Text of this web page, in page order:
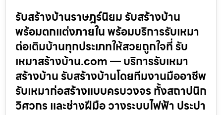
รับสร้างบ้านราษฎร์นิยม รับสร้างบ้าน
พร้อมตกแต่งภายใน พร้อมบริการรับเหมา
ต่อเติมบ้านทุกประเภทให้สวยถูกใจที่ รับ
เหมาสร้างบ้าน.com — บริการรับเหมา
สร้างบ้าน รับสร้างบ้านโดยทีมงานมืออาชีพ
รับเหมาก่อสร้างแบบครบวงจร ทั้งสถาปนิก
วิศวกร และช่างฝีมือ วางระบบไฟฟ้า ประปา